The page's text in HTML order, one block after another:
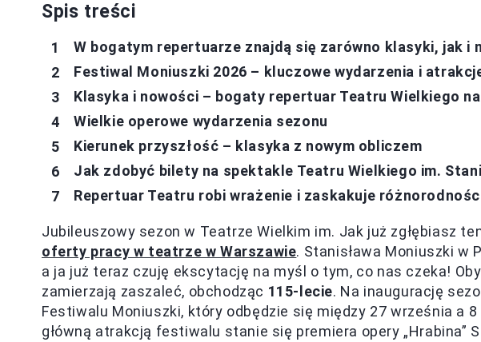
Spis treści
W bogatym repertuarze znajdą się zarówno klasyki, jak i
Festiwal Moniuszki 2026 – kluczowe wydarzenia i
Klasyka i nowości – bogaty repertuar Teatru Wielkiego
Wielkie operowe wydarzenia sezonu
Kierunek przyszłość – klasyka z nowym obliczem
Jak zdobyć bilety na spektakle Teatru Wielkiego im.
Repertuar Teatru robi wrażenie i zaskakuje
Jubileuszowy sezon w Teatrze Wielkim im. Jak już zgłębiasz
oferty pracy w teatrze w Warszawie. Stanisława Moniuszki w
a ja już teraz czuję ekscytację na myśl o tym, co nas czeka!
zamierzają zaszaleć, obchodząc 115-lecie. Na inaugurację
Festiwalu Moniuszki, który odbędzie się między 27 września a
główną atrakcją festiwalu stanie się premiera opery „Hrabina”